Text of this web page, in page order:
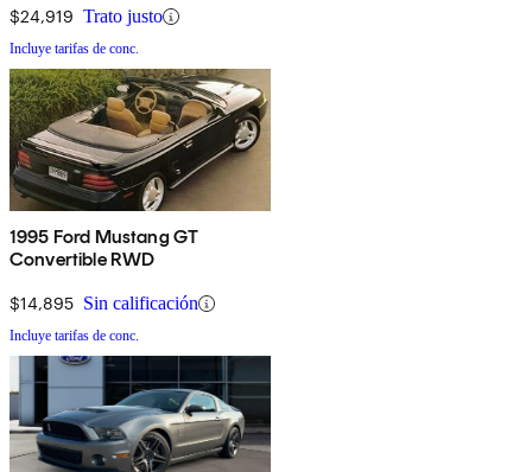
$24,919 Trato justo
Incluye tarifas de conc.
1995 Ford Mustang GT
Convertible RWD
$14,895 Sin calificación
Incluye tarifas de conc.